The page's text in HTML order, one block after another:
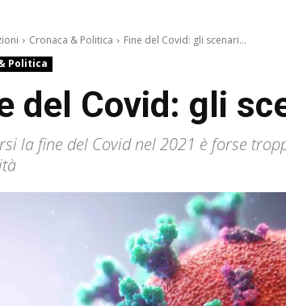
Cronaca & Politica
Fine del Covid: gli scenari...
Politica
del Covid: gli
la fine del Covid nel 2021 è forse